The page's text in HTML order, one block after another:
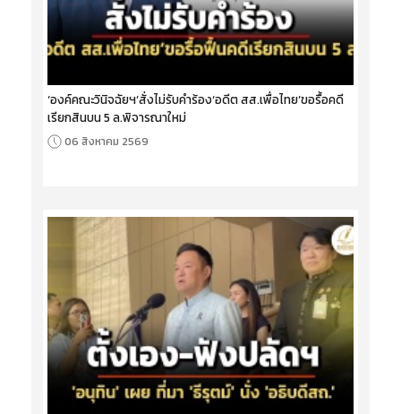
‘องค์คณะวินิจฉัยฯ’สั่งไม่รับคำร้อง‘อดีต สส.เพื่อไทย’ขอรื้อคดี
เรียกสินบน 5 ล.พิจารณาใหม่
06 สิงหาคม 2569